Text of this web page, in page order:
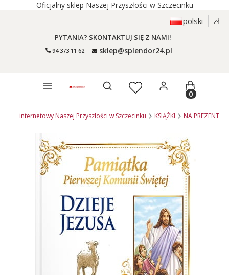
Oficjalny sklep Naszej Przyszłości w Szczecinku
polski zł
PYTANIA? SKONTAKTUJ SIĘ Z NAMI!
94 373 11 62 sklep@splendor24.pl
Otwórz wyszukiwarkęProdukty
internetowy Naszej Przyszłości w Szczecinku KSIĄŻKI NA PREZENT